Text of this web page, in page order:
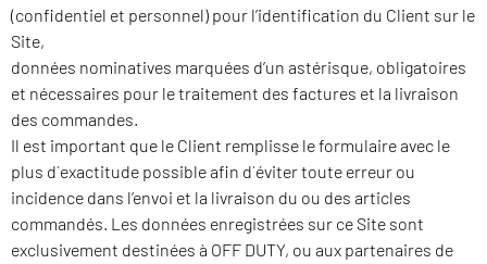
(confidentiel et personnel) pour l’identification du Client sur le
Site,
données nominatives marquées d’un astérisque, obligatoires
et nécessaires pour le traitement des factures et la livraison
des commandes.
Il est important que le Client remplisse le formulaire avec le
plus d´exactitude possible afin d´éviter toute erreur ou
incidence dans l’envoi et la livraison du ou des articles
commandés. Les données enregistrées sur ce Site sont
exclusivement destinées à OFF DUTY, ou aux partenaires de